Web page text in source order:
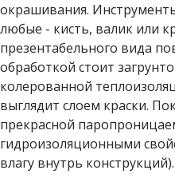
окрашивания.
любые - кисть, валик или
презентабельного вида
обработкой стоит
колерованной
выглядит слоем краски.
прекрасной
гидроизоляционными
влагу внутрь конструкций).